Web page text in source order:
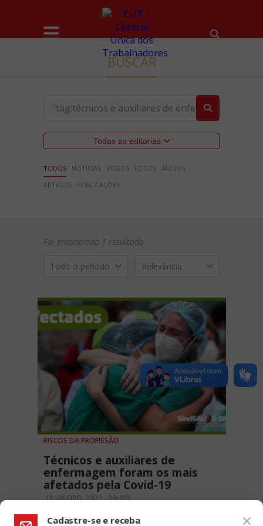
BUSCAR
Todas as editorias
TODOS NOTÍCIAS VÍDEOS FOTOS ÁUDIOS
ARTIGOS
PUBLICAÇÕES
Foi encontrado 1 resultado
Todo o período Relevância
RISCOS DA PROFISSÃO
Técnicos e auxiliares de
enfermagem foram os mais
afetados pela Covid-19
11 JANEIRO, 2022 - 09H09
Cadastre-se e receba